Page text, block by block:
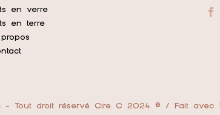
en verre
en terre
- Tout droit réservé Cire C 2024 © / Fait